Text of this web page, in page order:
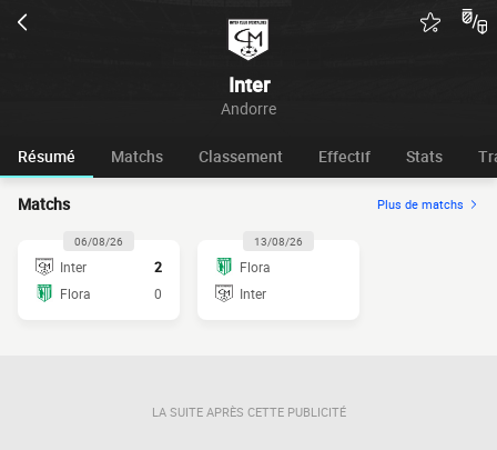
Inter
Andorre
Résumé Matchs Classement Effectif Stats
Matchs Plus de matchs
06/08/26
Inter
2
Flora
0
13/08/26
Flora
Inter
LA SUITE APRÈS CETTE PUBLICITÉ